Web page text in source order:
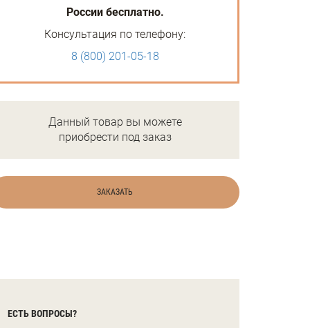
России бесплатно.
Консультация по телефону:
8 (800) 201-05-18
Данный товар вы можете
приобрести под заказ
ЗАКАЗАТЬ
ЕСТЬ ВОПРОСЫ?